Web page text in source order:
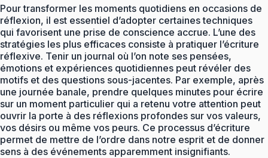
Pour transformer les moments quotidiens en occasions de
réflexion, il est essentiel d’adopter certaines techniques
qui favorisent une prise de conscience accrue. L’une des
stratégies les plus efficaces consiste à pratiquer l’écriture
réflexive. Tenir un journal où l’on note ses pensées,
émotions et expériences quotidiennes peut révéler des
motifs et des questions sous-jacentes. Par exemple, après
une journée banale, prendre quelques minutes pour écrire
sur un moment particulier qui a retenu votre attention peut
ouvrir la porte à des réflexions profondes sur vos valeurs,
vos désirs ou même vos peurs. Ce processus d’écriture
permet de mettre de l’ordre dans notre esprit et de donner
sens à des événements apparemment insignifiants.